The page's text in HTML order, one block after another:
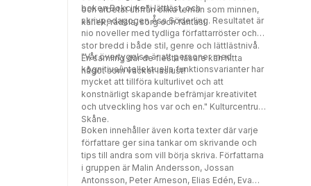
positioneringar försöker yrkesfiskarna forma
sin roll som yrkesfiskare i den
tjänsteinriktade ekonomin. Malin Andersson
har författat avhandlingen vid Institutionen för
Service Management och tjänstevetenskap,
Lunds Universitet.
och arbetat utifrån olika teman som minnen,
kärlek, rädsla, sorg och fantasi.
boken Bokcirkel i lättläst, och
skrivpedagogen Åsa Söderling. Resultatet är
nio noveller med tydliga författarröster och
stor bredd i både stil, genre och lättlästnivå.
En samling där de flesta läsare kan hitta
något som väcker läslust!
"Vår övertygelse är att personer med
kognitiva/intellektuella funktionsvarianter har
mycket att tillföra kulturlivet och att
konstnärligt skapande befrämjar kreativitet
och utveckling hos var och en." Kulturcentrum
Skåne.
Boken innehåller även korta texter där varje
författare ger sina tankar om skrivande och
tips till andra som vill börja skriva. Författarna
i gruppen är Malin Andersson, Jossan
Antonsson, Peter Arneson, Elias Edén, Eva